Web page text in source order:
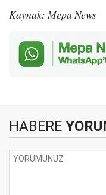
Kaynak: Mepa News
HABERE